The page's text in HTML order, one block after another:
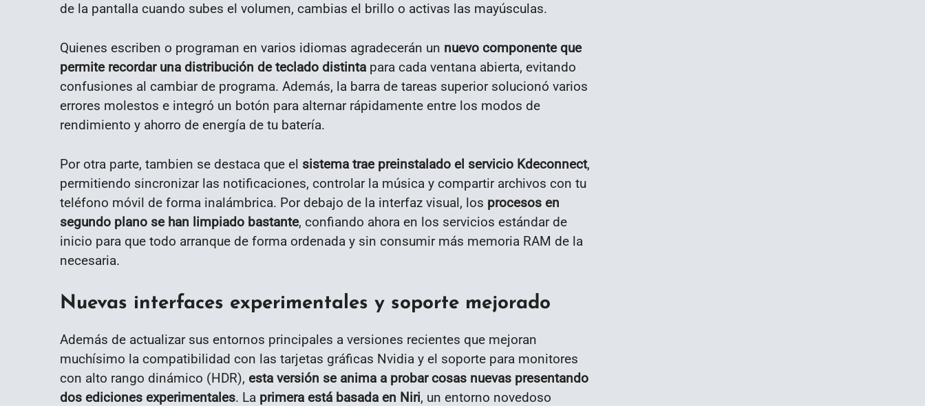
de la pantalla cuando subes el volumen, cambias el brillo o activas las mayúsculas.
Quienes escriben o programan en varios idiomas agradecerán un nuevo componente que
permite recordar una distribución de teclado distinta para cada ventana abierta, evitando
confusiones al cambiar de programa. Además, la barra de tareas superior solucionó varios
errores molestos e integró un botón para alternar rápidamente entre los modos de
rendimiento y ahorro de energía de tu batería.
Por otra parte, tambien se destaca que el sistema trae preinstalado el servicio Kdeconnect,
permitiendo sincronizar las notificaciones, controlar la música y compartir archivos con tu
teléfono móvil de forma inalámbrica. Por debajo de la interfaz visual, los procesos en
segundo plano se han limpiado bastante, confiando ahora en los servicios estándar de
inicio para que todo arranque de forma ordenada y sin consumir más memoria RAM de la
necesaria.
Nuevas interfaces experimentales y soporte mejorado
Además de actualizar sus entornos principales a versiones recientes que mejoran
muchísimo la compatibilidad con las tarjetas gráficas Nvidia y el soporte para monitores
con alto rango dinámico (HDR), esta versión se anima a probar cosas nuevas presentando
dos ediciones experimentales. La primera está basada en Niri, un entorno novedoso